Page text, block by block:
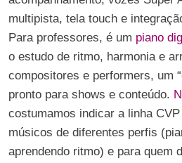
multipista, tela touch e
Para professores, é um piano
o estudo de ritmo, harmonia e
compositores e performers, um
pronto para shows e conteúdo.
costumamos indicar a linha
músicos de diferentes perfis
aprendendo ritmo) e para quem